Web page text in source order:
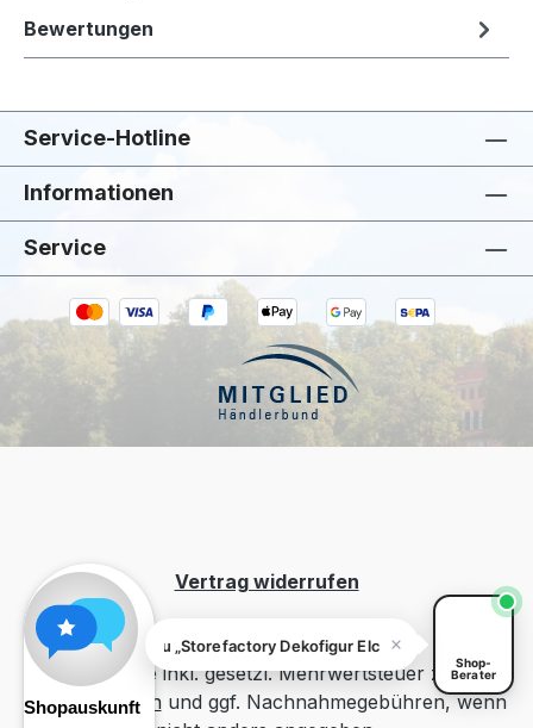
Bewertungen
Service-Hotline
Informationen
Service
Vertrag widerrufen
Alle Preise inkl. gesetzl. Mehrwertsteuer zzgl.
Versandkosten und ggf. Nachnahmegebühren, wenn
Shop-
Berater
Fragen zu „Storefactory Dekofigur Elch Ivan Large"? Ich